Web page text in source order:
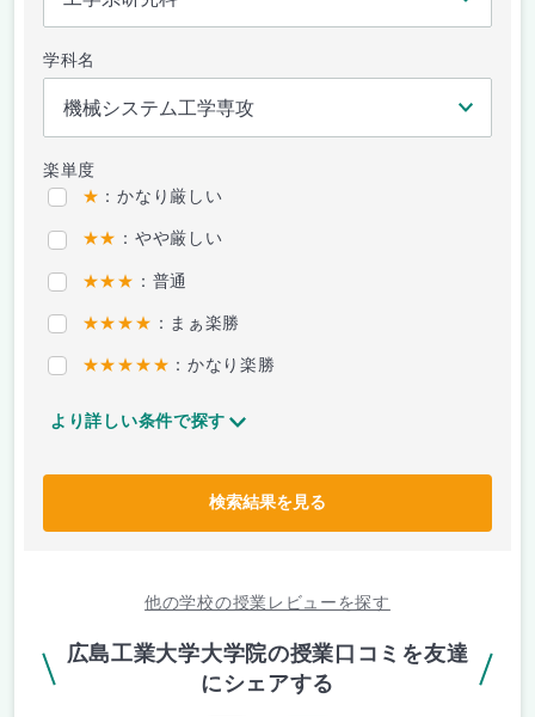
学科名
楽単度
★ ：かなり厳しい
★★ ：やや厳しい
★★★ ：普通
★★★★ ：まぁ楽勝
★★★★★ ：かなり楽勝
より詳しい条件で探す
検索結果を見る
他の学校の授業レビューを探す
広島工業大学大学院の授業口コミを友達
にシェアする